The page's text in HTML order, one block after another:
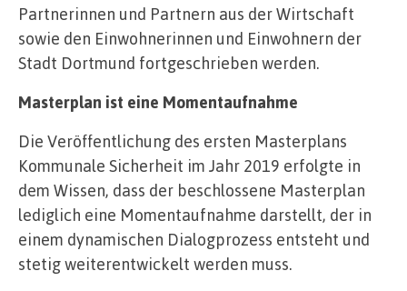
Partnerinnen und Partnern aus der Wirtschaft
sowie den Einwohnerinnen und Einwohnern der
Stadt Dortmund fortgeschrieben werden.
Masterplan ist eine Momentaufnahme
Die Veröffentlichung des ersten Masterplans
Kommunale Sicherheit im Jahr 2019 erfolgte in
dem Wissen, dass der beschlossene Masterplan
lediglich eine Momentaufnahme darstellt, der in
einem dynamischen Dialogprozess entsteht und
stetig weiterentwickelt werden muss.